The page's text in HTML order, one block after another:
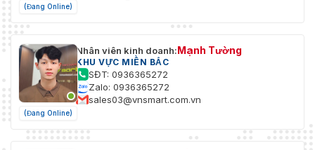
(Đang Online)
(Đang Online)
Nhân viên kinh doanh:Mạnh Tường
KHU VỰC MIỀN BẮC
SĐT: 0936365272
Zalo: 0936365272
sales03@vnsmart.com.vn